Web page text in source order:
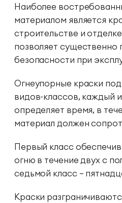
Наиболее
материалом является
строительстве и
позволяет существенно
безопасности при
Огнеупорные краски
видов-классов, каждый
определяет время, в
материал должен
Первый класс
огню в течение двух с
седьмой класс –
Краски